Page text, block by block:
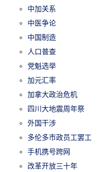
中加关系
中医争论
中国制造
人口普查
党魁选举
加元汇率
加拿大政治危机
四川大地震周年祭
外国干涉
多伦多市政员工罢工
手机携号跨网
改革开放三十年